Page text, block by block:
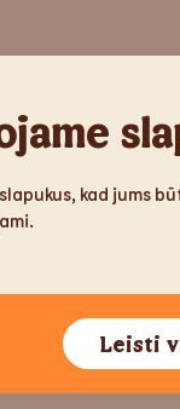
kad jums
Leisti